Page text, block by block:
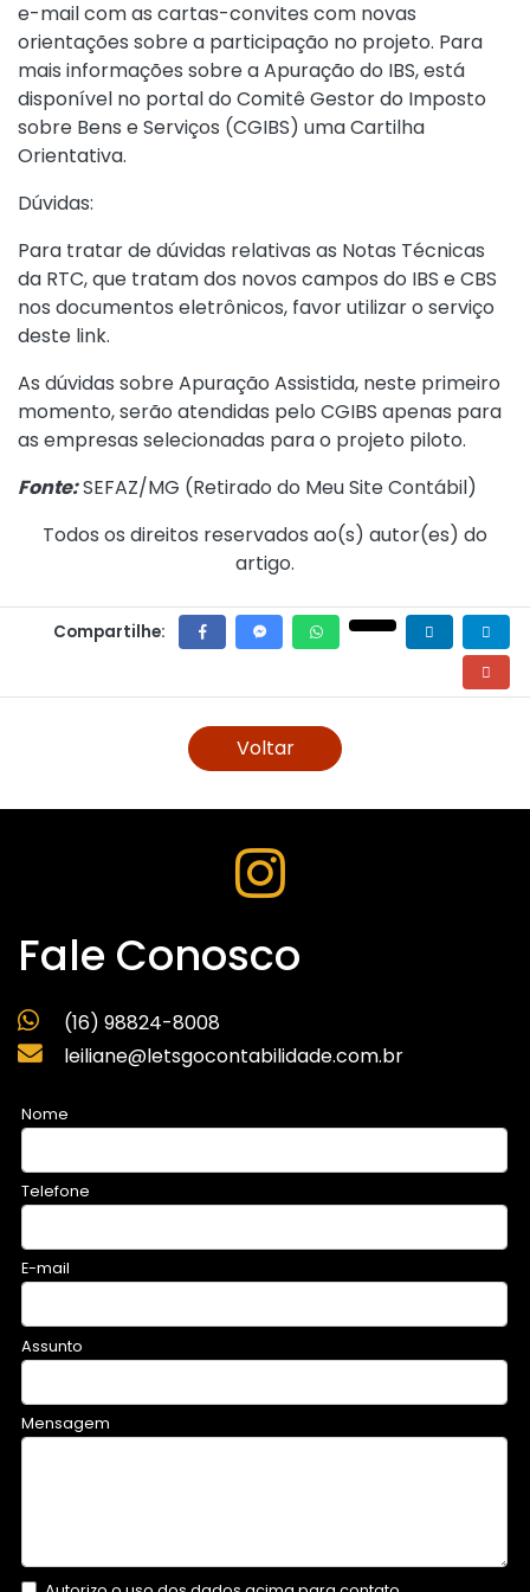
e-mail com as cartas-convites com novas
orientações sobre a participação no projeto. Para
mais informações sobre a Apuração do IBS, está
disponível no portal do Comitê Gestor do Imposto
sobre Bens e Serviços (CGIBS) umaCartilha
Orientativa.
Dúvidas:
Para tratar de dúvidas relativas as Notas Técnicas
da RTC, que tratam dos novos campos do IBS e CBS
nos documentos eletrônicos, favor utilizar o serviço
deste link.
As dúvidas sobre Apuração Assistida, neste primeiro
momento, serão atendidas pelo CGIBS apenas para
as empresas selecionadas para o projeto piloto.
Fonte:SEFAZ/MG (Retirado do Meu Site Contábil)
Todos os direitos reservados ao(s) autor(es) do
artigo.
Compartilhe:
Voltar
Fale Conosco
(16) 98824-8008
leiliane@letsgocontabilidade.com.br
Nome
Telefone
E-mail
Assunto
Mensagem